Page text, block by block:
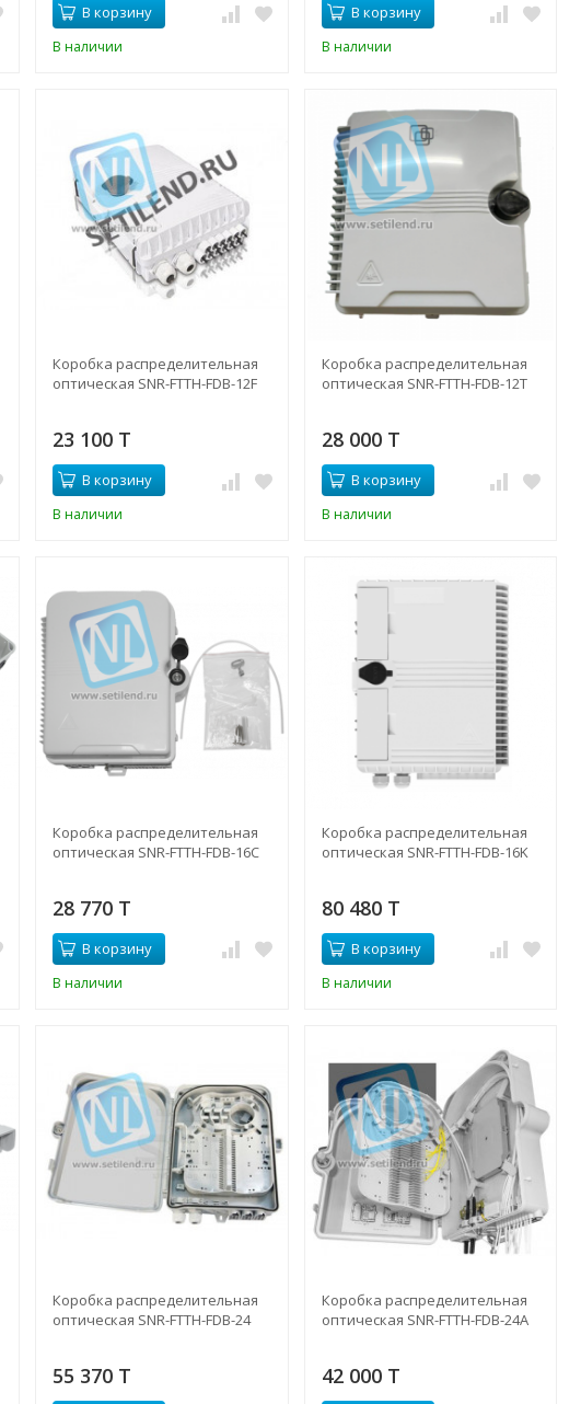
В корзину
В наличии
В корзину
В наличии
Коробка распределительная
оптическая SNR-FTTH-FDB-12F
23 100 T
В корзину
В наличии
Коробка распределительная
оптическая SNR-FTTH-FDB-12T
28 000 T
В корзину
В наличии
Коробка распределительная
оптическая SNR-FTTH-FDB-16C
28 770 T
В корзину
В наличии
Коробка распределительная
оптическая SNR-FTTH-FDB-16K
80 480 T
В корзину
В наличии
Коробка распределительная
оптическая SNR-FTTH-FDB-24
55 370 T
Коробка распределительная
оптическая SNR-FTTH-FDB-24A
42 000 T